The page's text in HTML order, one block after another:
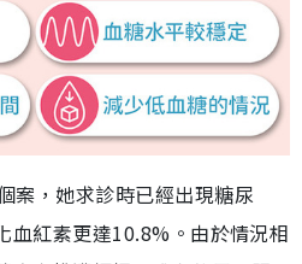
案，她求診時已經出現糖尿
血紅素更達10.8%。由於情況相